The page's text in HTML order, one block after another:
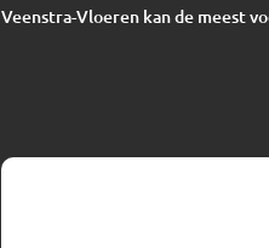
Veenstra-Vloeren kan de meest